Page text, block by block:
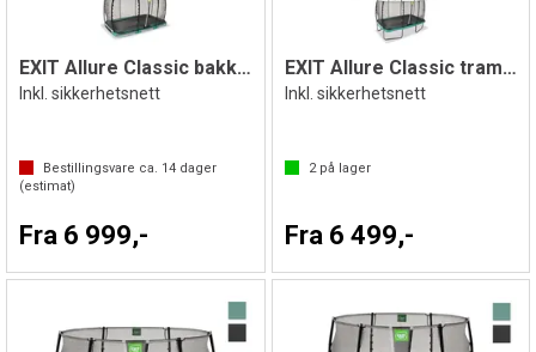
EXIT Allure Classic bakketrampoline
Inkl. sikkerhetsnett
Bestillingsvare ca. 14 dager
(estimat)
Fra 6 999,-
EXIT Allure Classic trampoline
Inkl. sikkerhetsnett
2på lager
Fra 6 499,-